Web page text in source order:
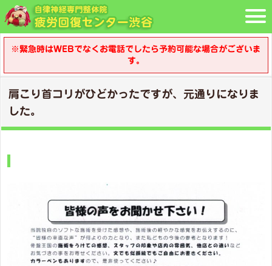
※緊急時はWEBでなくお電話でしたら予約可能な場合がございま
す。
肩こり首コリがひどかったですが、元通りになりま
した。